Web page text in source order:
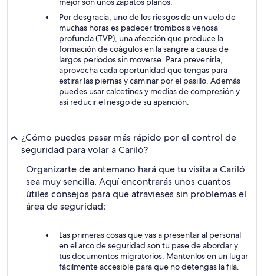
Por desgracia, uno de los riesgos de un vuelo de
muchas horas es padecer trombosis venosa
profunda (TVP), una afección que produce la
formación de coágulos en la sangre a causa de
largos periodos sin moverse. Para prevenirla,
aprovecha cada oportunidad que tengas para
estirar las piernas y caminar por el pasillo. Además
puedes usar calcetines y medias de compresión y
así reducir el riesgo de su aparición.
¿Cómo puedes pasar más rápido por el control de
seguridad para volar a Cariló?
Organizarte de antemano hará que tu visita a Cariló
sea muy sencilla. Aquí encontrarás unos cuantos
útiles consejos para que atravieses sin problemas el
área de seguridad:
Las primeras cosas que vas a presentar al personal
en el arco de seguridad son tu pase de abordar y
tus documentos migratorios. Mantenlos en un lugar
fácilmente accesible para que no detengas la fila.